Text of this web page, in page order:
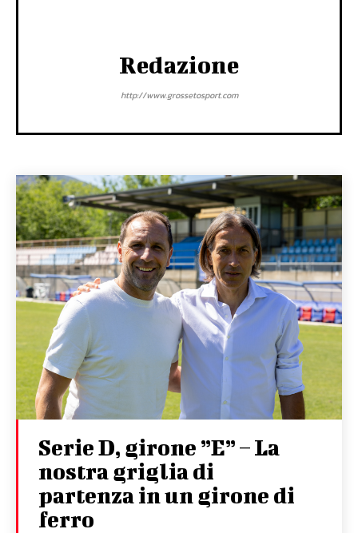
Redazione
http://www.grossetosport.com
Serie D, girone ”E” – La
nostra griglia di
partenza in un girone di
ferro